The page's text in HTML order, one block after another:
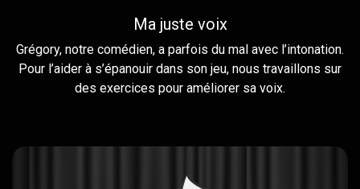
Ma juste voix
Grégory, notre comédien, a parfois du mal avec l’intonation.
Pour l’aider à s’épanouir dans son jeu, nous travaillons sur
des exercices pour améliorer sa voix.